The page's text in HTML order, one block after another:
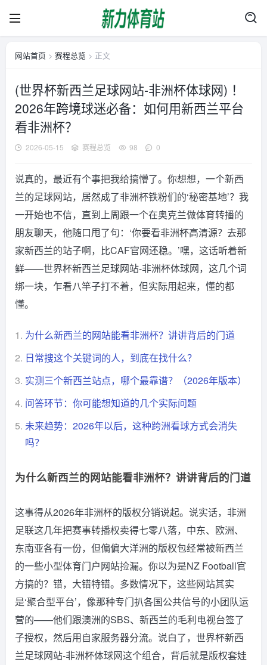
网站首页 > 赛程总览 > 正文
(世界杯新西兰足球网站-非洲杯体球网) ！
2026年跨境球迷必备：如何用新西兰平台
看非洲杯？
2026-05-15 赛程总览 98 0
说真的，最近有个事把我给搞懵了。你想想，一个新西
兰的足球网站，居然成了非洲杯铁粉们的‘秘密基地’？我
一开始也不信，直到上周跟一个在奥克兰做体育转播的
朋友聊天，他随口甩了句：‘你要看非洲杯高清源？去那
家新西兰的站子啊，比CAF官网还稳。’嘿，这话听着新
鲜——世界杯新西兰足球网站-非洲杯体球网，这几个词
绑一块，乍看八竿子打不着，但实际用起来，懂的都
懂。
1. 为什么新西兰的网站能看非洲杯？讲讲背后的门道
2. 日常搜这个关键词的人，到底在找什么？
3. 实测三个新西兰站点，哪个最靠谱？（2026年版本）
4. 问答环节：你可能想知道的几个实际问题
5. 未来趋势：2026年以后，这种跨洲看球方式会消失
吗？
为什么新西兰的网站能看非洲杯？讲讲背后的门道
这事得从2026年非洲杯的版权分销说起。说实话，非洲
足联这几年把赛事转播权卖得七零八落，中东、欧洲、
东南亚各有一份，但偏偏大洋洲的版权包经常被新西兰
的一些小型体育门户网站捡漏。你以为是NZ Football官
方搞的？错，大错特错。多数情况下，这些网站其实
是‘聚合型平台’，像那种专门扒各国公共信号的小团队运
营的——他们跟澳洲的SBS、新西兰的毛利电视台签了
子授权，然后用自家服务器分流。说白了，世界杯新西
兰足球网站-非洲杯体球网这个组合，背后就是版权套娃